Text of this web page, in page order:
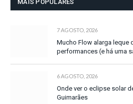
MAIS POPULARES
7 AGOSTO, 2026
Mucho Flow alarga leque
performances (e há uma
6 AGOSTO, 2026
Onde ver o eclipse solar
Guimarães